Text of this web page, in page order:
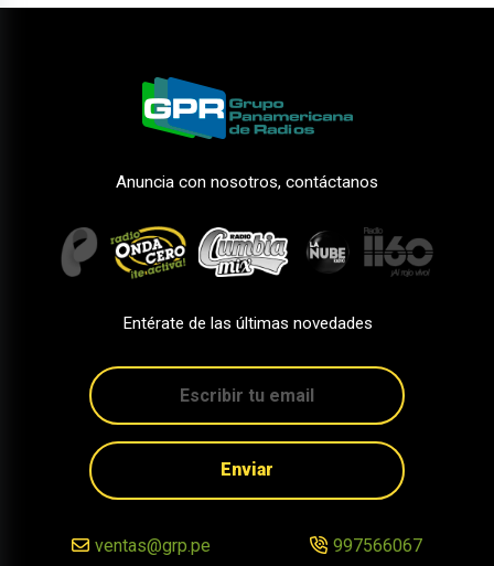
Anuncia con nosotros, contáctanos
Entérate de las últimas novedades
Enviar
ventas@grp.pe 997566067